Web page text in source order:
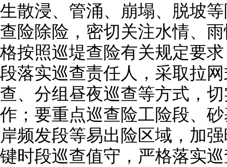
生散浸、管涌、崩塌、脱坡
查险除险，密切关注水情、
格按照巡堤查险有关规定要
段落实巡查责任人，采取拉
查、分组昼夜巡查等方式，
作；要重点巡查险工险段、
岸频发段等易出险区域，加
键时段巡查值守，严格落实